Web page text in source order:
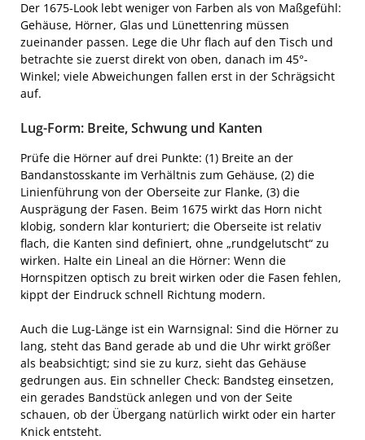
Der 1675-Look lebt weniger von Farben als von Maßgefühl:
Gehäuse, Hörner, Glas und Lünettenring müssen
zueinander passen. Lege die Uhr flach auf den Tisch und
betrachte sie zuerst direkt von oben, danach im 45°-
Winkel; viele Abweichungen fallen erst in der Schrägsicht
auf.
Lug-Form: Breite, Schwung und Kanten
Prüfe die Hörner auf drei Punkte: (1) Breite an der
Bandanstosskante im Verhältnis zum Gehäuse, (2) die
Linienführung von der Oberseite zur Flanke, (3) die
Ausprägung der Fasen. Beim 1675 wirkt das Horn nicht
klobig, sondern klar konturiert; die Oberseite ist relativ
flach, die Kanten sind definiert, ohne „rundgelutscht“ zu
wirken. Halte ein Lineal an die Hörner: Wenn die
Hornspitzen optisch zu breit wirken oder die Fasen fehlen,
kippt der Eindruck schnell Richtung modern.
Auch die Lug-Länge ist ein Warnsignal: Sind die Hörner zu
lang, steht das Band gerade ab und die Uhr wirkt größer
als beabsichtigt; sind sie zu kurz, sieht das Gehäuse
gedrungen aus. Ein schneller Check: Bandsteg einsetzen,
ein gerades Bandstück anlegen und von der Seite
schauen, ob der Übergang natürlich wirkt oder ein harter
Knick entsteht.